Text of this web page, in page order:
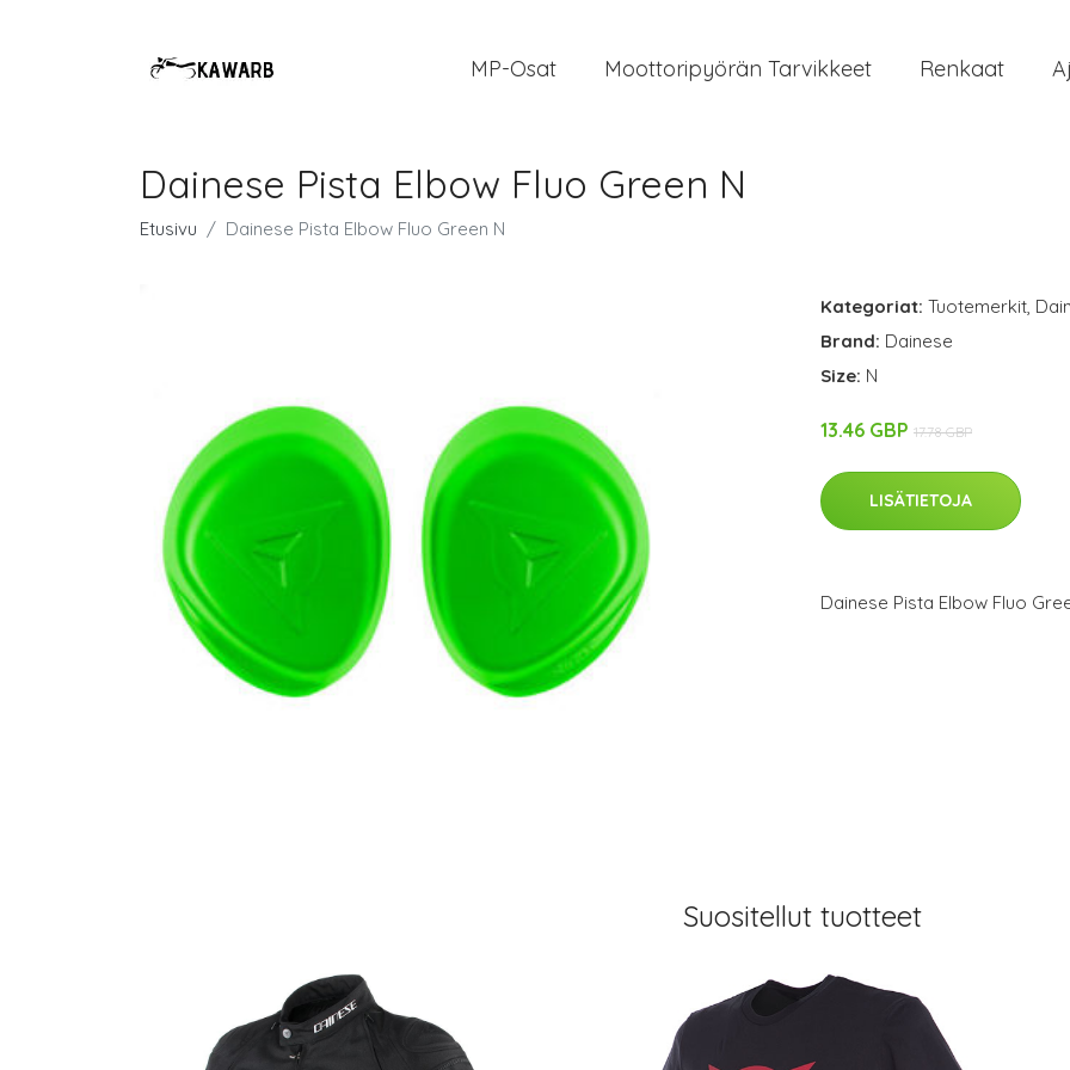
MP-Osat Moottoripyörän Tarvikkeet Renkaat
Dainese Pista Elbow Fluo Green N
Etusivu Dainese Pista Elbow Fluo Green N
Kategoriat: Tuotemerkit,
Brand: Dainese
Size: N
13.46 GBP 17.78 GBP
LISÄTIETOJA
Dainese Pista Elbow Fluo
Suositellut tuotteet